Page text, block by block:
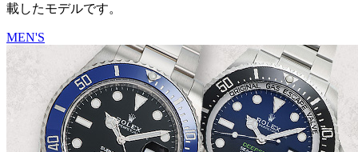
載したモデルです。
MEN'S